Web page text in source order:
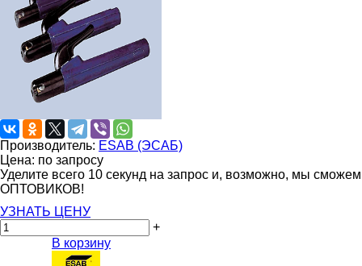
Производитель: ESAB (ЭСАБ)
Цена: по запросу
Уделите всего 10 секунд на запрос и, возможно, мы
ОПТОВИКОВ!
УЗНАТЬ ЦЕНУ
+
В корзину